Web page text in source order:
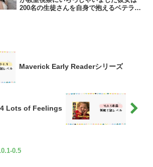
200名の生徒さんを自身で抱えるベテラン
Maverick Early Readerシリーズ
Lots of Feelings
0.5